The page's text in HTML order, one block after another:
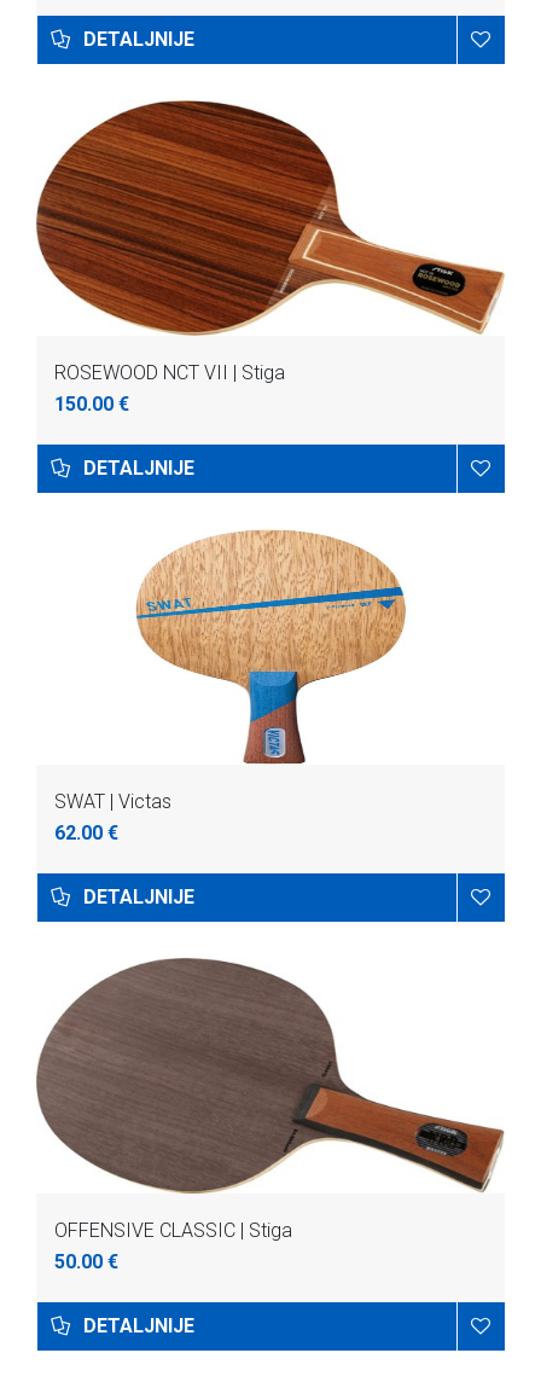
DETALJNIJE
ROSEWOOD NCT VII | Stiga
150.00 €
DETALJNIJE
SWAT | Victas
62.00 €
DETALJNIJE
OFFENSIVE CLASSIC | Stiga
50.00 €
DETALJNIJE